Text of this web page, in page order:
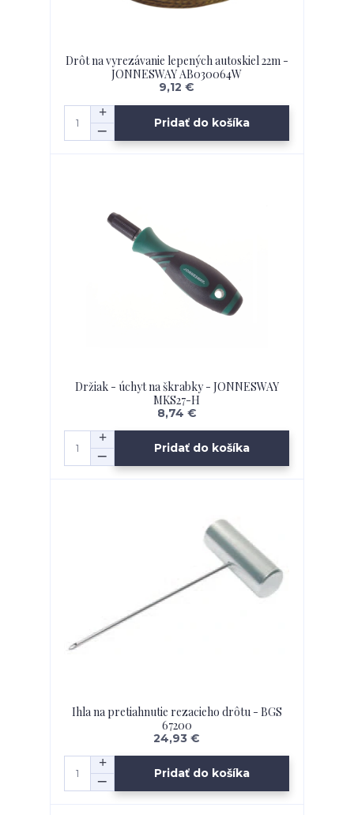
Drôt na vyrezávanie lepených autoskiel 22m -
JONNESWAY AB030064W
9,12 €
Pridať do košíka
Držiak - úchyt na škrabky - JONNESWAY
MKS27-H
8,74 €
Pridať do košíka
Ihla na pretiahnutie rezacieho drôtu - BGS
67200
24,93 €
Pridať do košíka